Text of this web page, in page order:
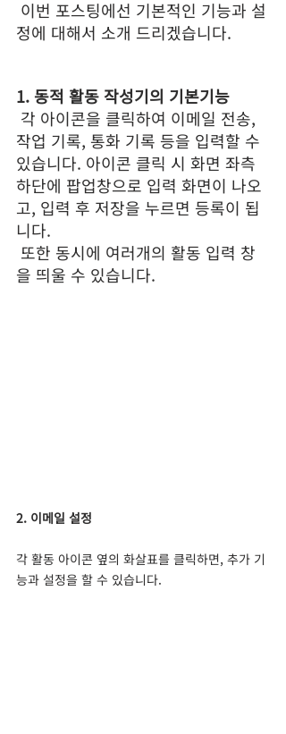
정에 대해서 소개 드리겠습니다.
1. 동적 활동 작성기의 기본기능
작업 기록, 통화 기록 등을 입력할 수
있습니다. 아이콘 클릭 시 화면 좌측
하단에 팝업창으로 입력 화면이 나오
고, 입력 후 저장을 누르면 등록이 됩
니다.
을 띄울 수 있습니다.
2. 이메일 설정
각 활동 아이콘 옆의 화살표를 클릭하면, 추가 기
능과 설정을 할 수 있습니다.